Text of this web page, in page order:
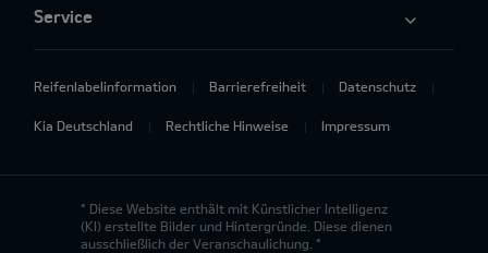
Service
Reifenlabelinformation Barrierefreiheit Datenschutz
Kia Deutschland Rechtliche Hinweise Impressum
* Diese Website enthält mit Künstlicher Intelligenz
(KI) erstellte Bilder und Hintergründe. Diese dienen
ausschließlich der Veranschaulichung. *